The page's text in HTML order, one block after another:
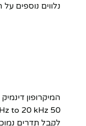
נלווים נוספים על
לקבל תדרים